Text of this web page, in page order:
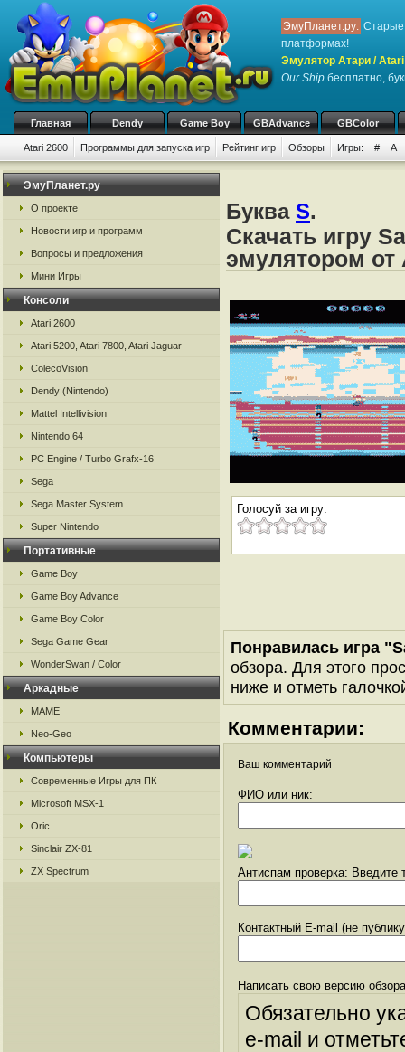
ЭмуПланет.ру: Старые
платформах!
Эмулятор Атари /
Our Ship бесплатно,
Главная Dendy Game Boy GBAdvance GBColor
Atari 2600 Программы для запуска игр Рейтинг игр Обзоры Игры: # A
ЭмуПланет.ру
О проекте
Новости игр и программ
Вопросы и предложения
Мини Игры
Консоли
Atari 2600
Atari 5200, Atari 7800, Atari Jaguar
ColecoVision
Dendy (Nintendo)
Mattel Intellivision
Nintendo 64
PC Engine / Turbo Grafx-16
Sega
Sega Master System
Super Nintendo
Портативные
Game Boy
Game Boy Advance
Game Boy Color
Sega Game Gear
WonderSwan / Color
Аркадные
MAME
Neo-Geo
Компьютеры
Современные Игры для ПК
Microsoft MSX-1
Oric
Sinclair ZX-81
ZX Spectrum
Буква S.
Скачать игру
эмулятором от
Голосуй за игру:
Понравилась игра
обзора. Для этого
ниже и отметь
Комментарии:
Ваш комментарий
ФИО или ник:
Антиспам проверка: Введите
Контактный E-mail (не
Написать свою версию
Обязательно
e-mail и